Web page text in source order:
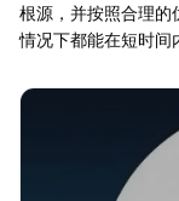
根源，并按照合理的
情况下都能在短时间